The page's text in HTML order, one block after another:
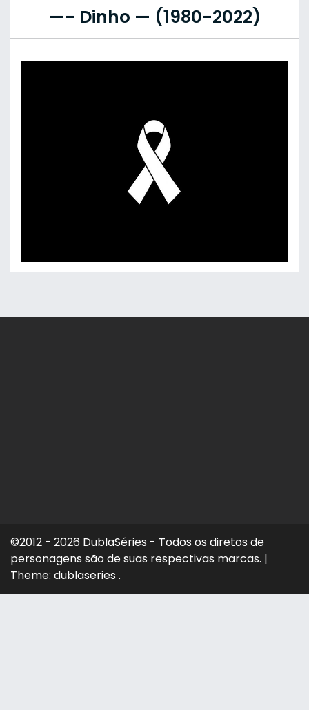
—- Dinho — (1980-2022)
©2012 - 2026 DublaSéries - Todos os diretos de
personagens são de suas respectivas marcas. |
Theme: dublaseries .